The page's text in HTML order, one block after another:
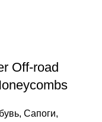
Off-road
, Сапоги,